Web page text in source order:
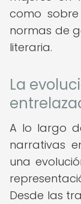
como
normas de
literaria.
La
A lo largo
narrativas
una
Desde las